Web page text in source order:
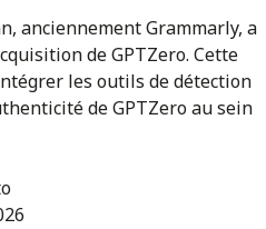
anciennement Grammarly, a
de GPTZero. Cette
les outils de détection
de GPTZero au sein